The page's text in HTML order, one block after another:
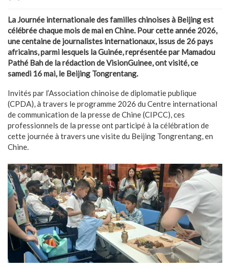
La Journée internationale des familles chinoises à Beijing est
célébrée chaque mois de mai en Chine. Pour cette année 2026,
une centaine de journalistes internationaux, issus de 26 pays
africains, parmi lesquels la Guinée, représentée par Mamadou
Pathé Bah de la rédaction de VisionGuinee, ont visité, ce
samedi 16 mai, le Beijing Tongrentang.
Invités par l’Association chinoise de diplomatie publique
(CPDA), à travers le programme 2026 du Centre international
de communication de la presse de Chine (CIPCC), ces
professionnels de la presse ont participé à la célébration de
cette journée à travers une visite du Beijing Tongrentang, en
Chine.